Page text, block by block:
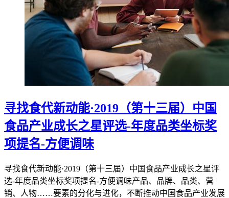
寻找食代新动能·2019（第十三届）中国
食品产业成长之星评选-年度品类坐标奖
项提名-方便调味
寻找食代新动能·2019（第十三届）中国食品产业成长之星评
选-年度品类坐标奖项提名-方便调味产品、品牌、品类、营
销、人物……要素的分化与进化，不断推动中国食品产业发展